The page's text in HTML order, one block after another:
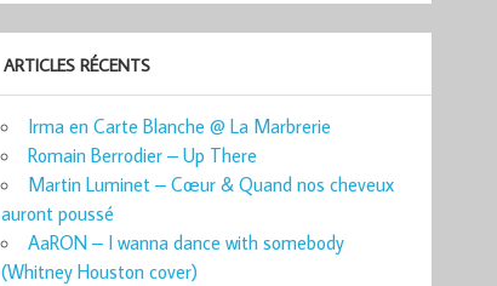
ARTICLES RÉCENTS
Irma en Carte Blanche @ La Marbrerie
Romain Berrodier – Up There
Martin Luminet – Cœur & Quand nos cheveux
auront poussé
AaRON – I wanna dance with somebody
(Whitney Houston cover)